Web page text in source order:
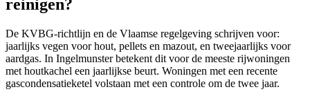
reinigen?
De KVBG-richtlijn en de Vlaamse regelgeving schrijven voor:
jaarlijks vegen voor hout, pellets en mazout, en tweejaarlijks voor
aardgas. In Ingelmunster betekent dit voor de meeste rijwoningen
met houtkachel een jaarlijkse beurt. Woningen met een recente
gascondensatieketel volstaan met een controle om de twee jaar.